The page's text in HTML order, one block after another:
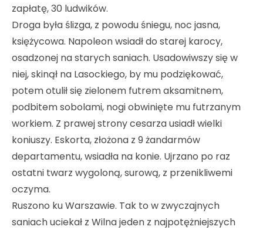
zapłatę, 30 ludwików.
Droga była ślizga, z powodu śniegu, noc jasna,
księżycowa. Napoleon wsiadł do starej karocy,
osadzonej na starych saniach. Usadowiwszy się w
niej, skinął na Lasockiego, by mu podziękować,
potem otulił się zielonem futrem aksamitnem,
podbitem sobolami, nogi obwinięte mu futrzanym
workiem. Z prawej strony cesarza usiadł wielki
koniuszy. Eskorta, złożona z 9 żandarmów
departamentu, wsiadła na konie. Ujrzano po raz
ostatni twarz wygoloną, surową, z przenikliwemi
oczyma.
Ruszono ku Warszawie. Tak to w zwyczajnych
saniach uciekał z Wilna jeden z najpotężniejszych